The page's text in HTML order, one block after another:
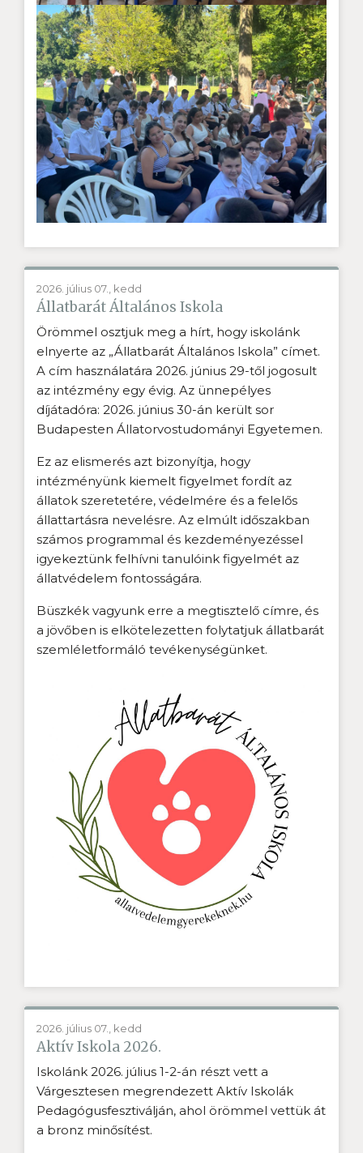
2026. július 07., kedd
Állatbarát Általános Iskola
Örömmel osztjuk meg a hírt, hogy iskolánk
elnyerte az „Állatbarát Általános Iskola” címet.
A cím használatára 2026. június 29-től jogosult
az intézmény egy évig. Az ünnepélyes
díjátadóra: 2026. június 30-án került sor
Budapesten Állatorvostudományi Egyetemen.
Ez az elismerés azt bizonyítja, hogy
intézményünk kiemelt figyelmet fordít az
állatok szeretetére, védelmére és a felelős
állattartásra nevelésre. Az elmúlt időszakban
számos programmal és kezdeményezéssel
igyekeztünk felhívni tanulóink figyelmét az
állatvédelem fontosságára.
Büszkék vagyunk erre a megtisztelő címre, és
a jövőben is elkötelezetten folytatjuk állatbarát
szemléletformáló tevékenységünket.
2026. július 07., kedd
Aktív Iskola 2026.
Iskolánk 2026. július 1-2-án részt vett a
Várgesztesen megrendezett Aktív Iskolák
Pedagógusfesztiválján, ahol örömmel vettük át
a bronz minősítést.